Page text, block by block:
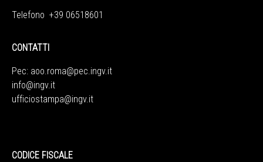
Telefono +39 06518601
CONTATTI
Pec: aoo.roma@pec.ingv.it
info@ingv.it
ufficiostampa@ingv.it
CODICE FISCALE